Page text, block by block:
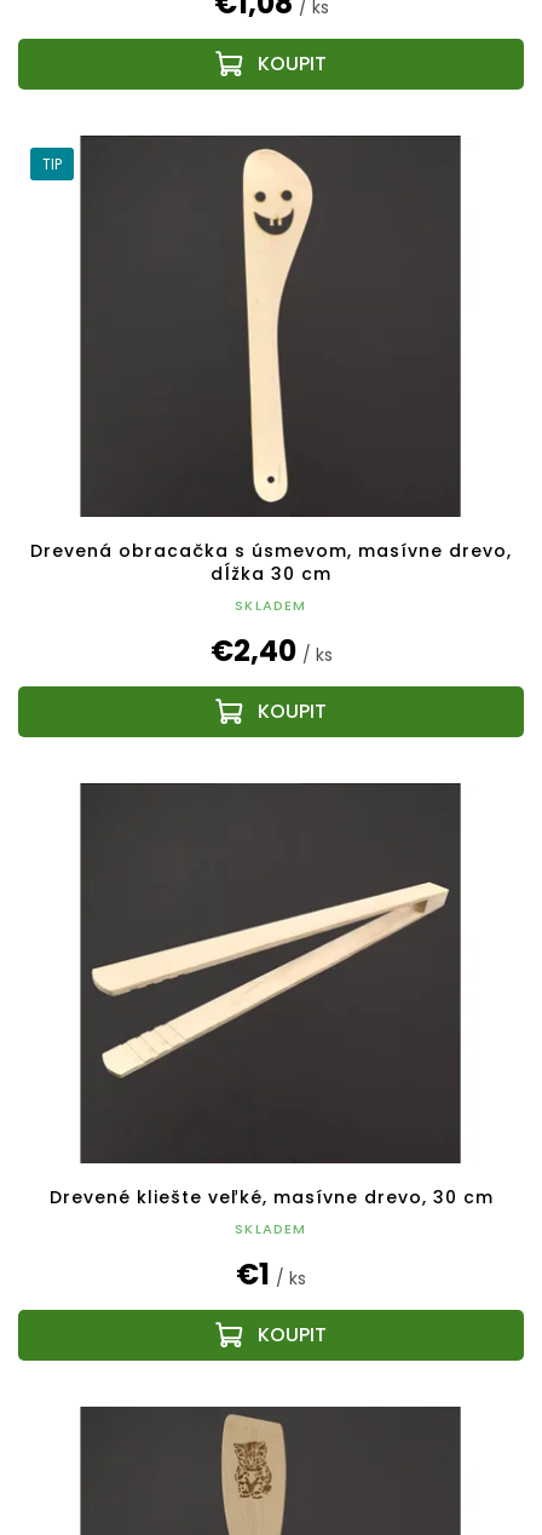
/ ks
TIP
Drevená obracačka s úsmevom, masívne drevo,
dĺžka 30 cm
SKLADEM
€2,40 / ks
Drevené kliešte veľké, masívne drevo, 30 cm
SKLADEM
€1 / ks